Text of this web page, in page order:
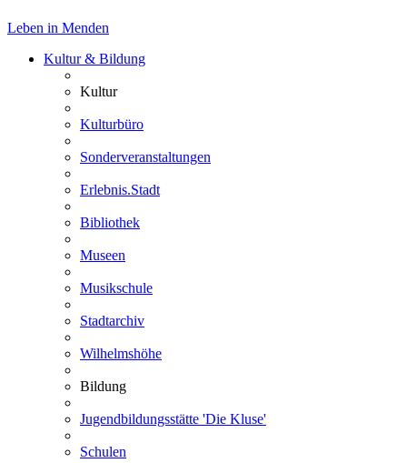
Leben in Menden
Kultur & Bildung
Kultur
Kulturbüro
Sonderveranstaltungen
Erlebnis.Stadt
Bibliothek
Museen
Musikschule
Stadtarchiv
Wilhelmshöhe
Bildung
Jugendbildungsstätte 'Die Kluse'
Schulen